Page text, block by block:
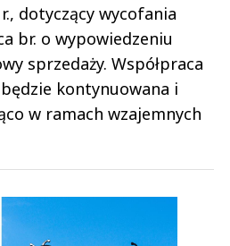
dotyczący wycofania
br. o wypowiedzeniu
sprzedaży. Współpraca
kontynuowana i
w ramach wzajemnych